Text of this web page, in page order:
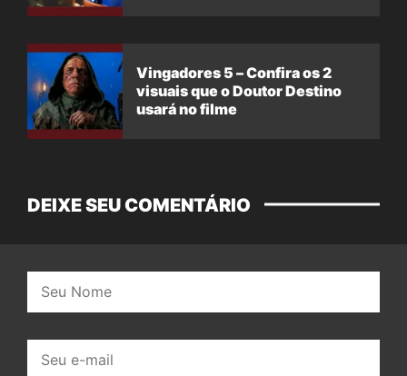
Vingadores 5 – Confira os 2
visuais que o Doutor Destino
usará no filme
DEIXE SEU COMENTÁRIO
mail: